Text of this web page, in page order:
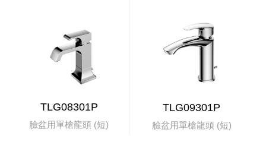
TLG08301P
臉盆用單槍龍頭 (短)
TLG09301P
臉盆用單槍龍頭 (短)